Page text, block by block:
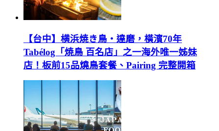
【台中】横浜焼き鳥‧達磨，橫濱70年
Tabélog「焼鳥 百名店」之一海外唯一姊妹
店！板前15品燒鳥套餐、Pairing 完整開箱